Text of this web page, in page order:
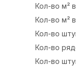
Кол-во м²
Кол-во м²
Кол-во
Кол-во
Кол-во